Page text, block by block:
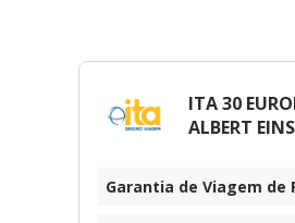
ITA 30
ALBERT
Garantia de Viagem de